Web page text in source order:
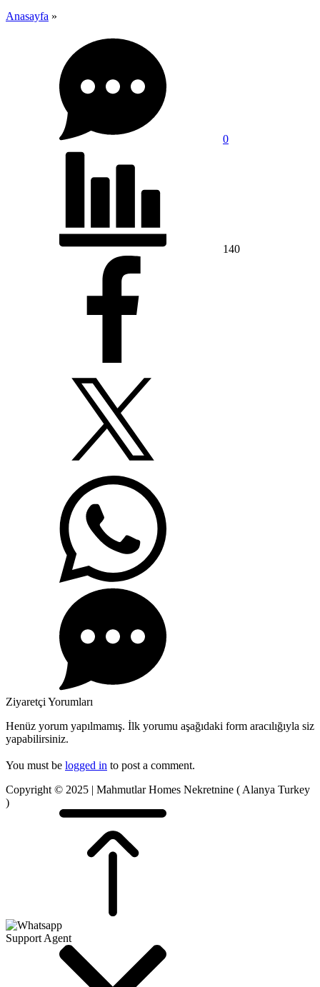
Anasayfa »
0
140
Ziyaretçi Yorumları
Henüz yorum yapılmamış. İlk yorumu aşağıdaki form aracılığıyla siz
yapabilirsiniz.
You must be logged in to post a comment.
Copyright © 2025 | Mahmutlar Homes Nekretnine ( Alanya Turkey
)
Support Agent